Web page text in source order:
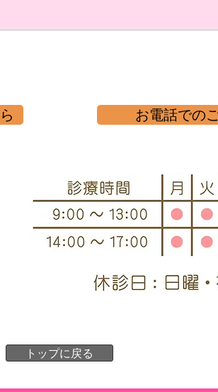
お電話での
トップに戻る